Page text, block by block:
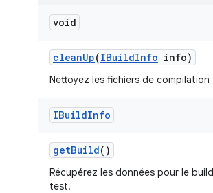
void
cleanUp(IBuildInfo info)
Nettoyez les fichiers de compilation
IBuildInfo
getBuild()
Récupérez les données pour le
test.